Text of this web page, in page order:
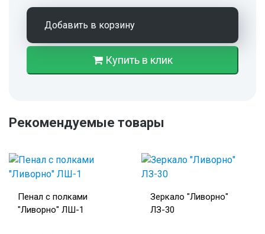
Добавить в корзину
Купить в клик
Рекомендуемые товары
Пенал с полками
"Ливорно" ЛШ-1
Зеркало "Ливорно"
ЛЗ-30